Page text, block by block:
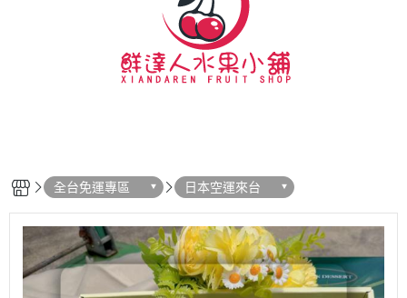
全台免運專區 日本空運來台